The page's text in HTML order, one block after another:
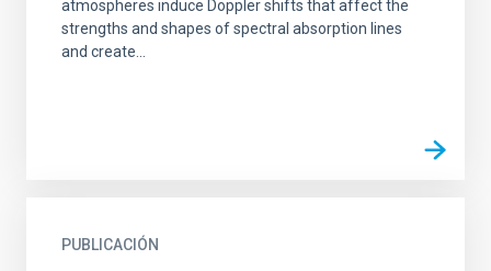
atmospheres induce Doppler shifts that affect the
strengths and shapes of spectral absorption lines
and create...
PUBLICACIÓN